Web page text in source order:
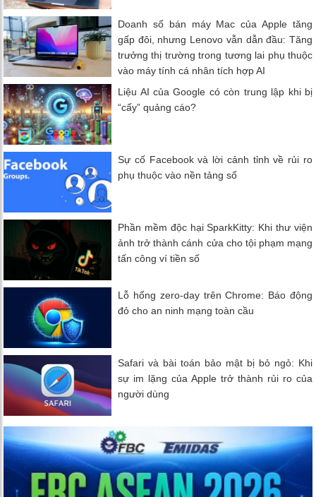
Doanh số bán máy Mac của Apple tăng
gấp đôi, nhưng Lenovo vẫn dẫn đầu: Tăng
trưởng thị trường trong tương lai phụ thuộc
vào máy tính cá nhân tích hợp AI
Liệu AI của Google có còn trung lập khi bị
“cấy” quảng cáo?
Sự cố Facebook và lời cảnh tỉnh về rủi ro
phụ thuộc vào nền tảng số
Phần mềm độc hại SparkKitty: Khi thư viện
ảnh trở thành cánh cửa cho tội phạm mạng
tấn công ví tiền số
Lỗ hổng zero-day trên Chrome: Báo động
đỏ cho an ninh mạng toàn cầu
Safari và bài toán bảo mật bị bỏ ngỏ: Khi
sự im lặng của Apple trở thành rủi ro của
người dùng